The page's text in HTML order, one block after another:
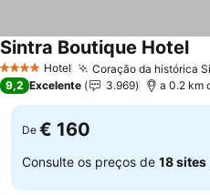
4 EstrelasHotel Coração da histórica
Sintra Boutique Hotel
9,2 Excelente 3.969 a 0.2 km
De € 160
Consulte os preços de 18 sites